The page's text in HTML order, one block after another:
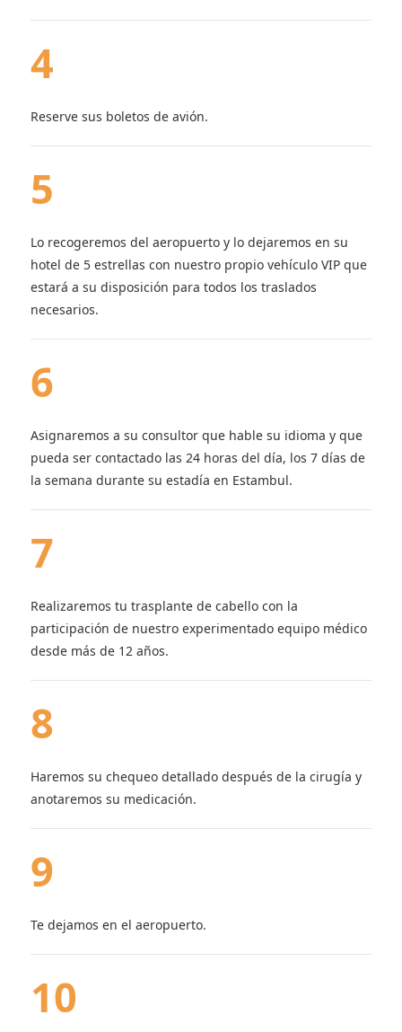
4
Reserve sus boletos de avión.
5
Lo recogeremos del aeropuerto y lo dejaremos en su
hotel de 5 estrellas con nuestro propio vehículo VIP que
estará a su disposición para todos los traslados
necesarios.
6
Asignaremos a su consultor que hable su idioma y que
pueda ser contactado las 24 horas del día, los 7 días de
la semana durante su estadía en Estambul.
7
Realizaremos tu trasplante de cabello con la
participación de nuestro experimentado equipo médico
desde más de 12 años.
8
Haremos su chequeo detallado después de la cirugía y
anotaremos su medicación.
9
Te dejamos en el aeropuerto.
10